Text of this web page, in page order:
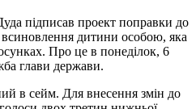
підписав проект поправки до
всиновлення дитини особою, яка
Про це в понеділок, 6
глави держави.
в сейм. Для внесення змін до